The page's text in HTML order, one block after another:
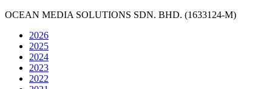
OCEAN MEDIA SOLUTIONS SDN. BHD. (1633124-M)
2026
2025
2024
2023
2022